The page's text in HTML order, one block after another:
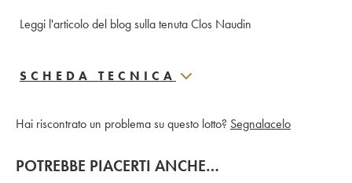
Leggi l'articolo del blog sulla tenuta Clos Naudin
SCHEDA TECNICA
Hai riscontrato un problema su questo lotto? Segnalacelo
POTREBBE PIACERTI ANCHE…